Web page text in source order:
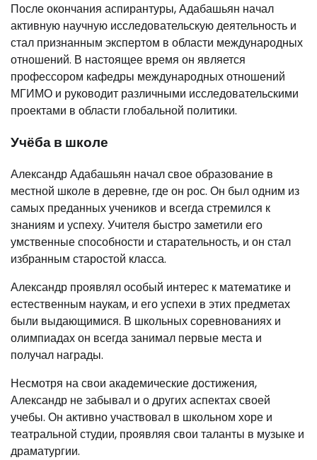
После окончания аспирантуры, Адабашьян начал
активную научную исследовательскую деятельность и
стал признанным экспертом в области международных
отношений. В настоящее время он является
профессором кафедры международных отношений
МГИМО и руководит различными исследовательскими
проектами в области глобальной политики.
Учёба в школе
Александр Адабашьян начал свое образование в
местной школе в деревне, где он рос. Он был одним из
самых преданных учеников и всегда стремился к
знаниям и успеху. Учителя быстро заметили его
умственные способности и старательность, и он стал
избранным старостой класса.
Александр проявлял особый интерес к математике и
естественным наукам, и его успехи в этих предметах
были выдающимися. В школьных соревнованиях и
олимпиадах он всегда занимал первые места и
получал награды.
Несмотря на свои академические достижения,
Александр не забывал и о других аспектах своей
учебы. Он активно участвовал в школьном хоре и
театральной студии, проявляя свои таланты в музыке и
драматургии.